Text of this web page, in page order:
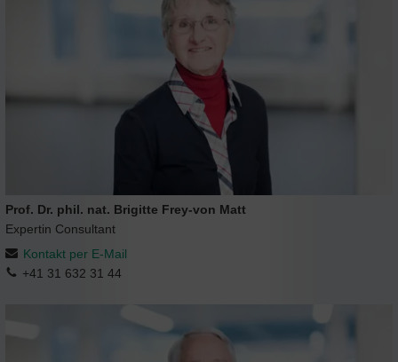
Prof. Dr. phil. nat. Brigitte Frey-von Matt
Expertin Consultant
Kontakt per E-Mail
+41 31 632 31 44